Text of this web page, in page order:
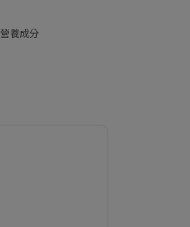
養成分